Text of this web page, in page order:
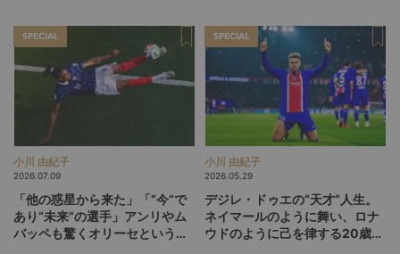
ディ・ガルシア劇場の裏側
SPECIAL
小川 由紀子
2026.07.09
「他の惑星から来た」「“今”で
あり“未来”の選手」アンリやム
バッペも驚くオリーセというフ
SPECIAL
小川 由紀子
2026.05.29
デジレ・ドゥエの“天才”人生。
ネイマールのように舞い、ロナ
ウドのように己を律する20歳